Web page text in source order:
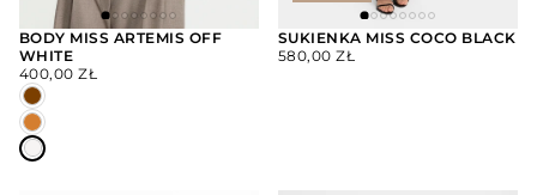
WYBIERZ
OPCJE
BODY MISS ARTEMIS OFF
WHITE
CENA
REGULARNA
400,00 ZŁ
WYBIERZ
SUKIENKA MISS COCO BLACK
CENA
580,00 ZŁ